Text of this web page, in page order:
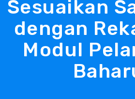
Sesuaikan
dengan
Modul